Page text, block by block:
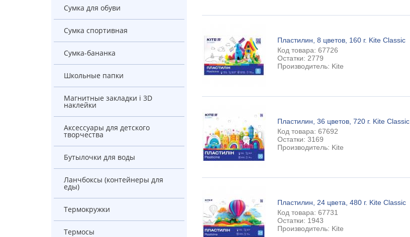
Сумка для обуви
Сумка спортивная
Сумка-бананка
Школьные папки
Магнитные закладки і 3D
наклейки
Аксессуары для детского
творчества
Бутылочки для воды
Ланчбоксы (контейнеры для
еды)
Термокружки
Термосы
Пластилин, 8 цветов, 160 г. Kite Classic
Код товара: 67726
Остатки: 2779
Производитель: Kite
Пластилин, 36 цветов, 720 г. Kite Classic
Код товара: 67692
Остатки: 3169
Производитель: Kite
Пластилин, 24 цвета, 480 г. Kite Classic
Код товара: 67731
Остатки: 1943
Производитель: Kite